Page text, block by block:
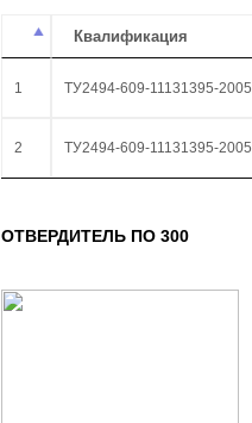
Квалификация
1 ТУ2494-609-11131395-2005
2 ТУ2494-609-11131395-2005
ОТВЕРДИТЕЛЬ ПО 300